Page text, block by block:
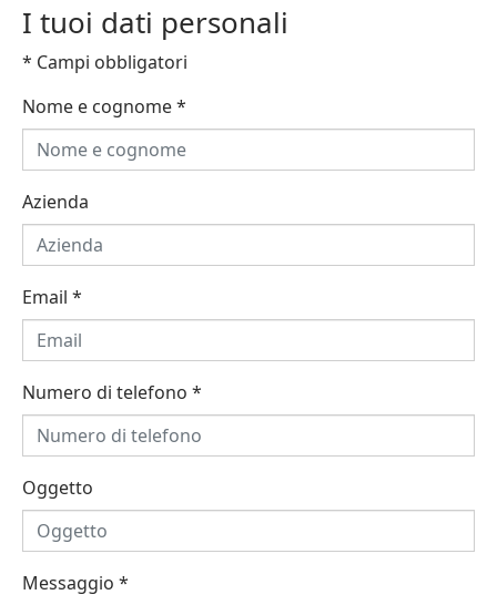
I tuoi dati personali
* Campi obbligatori
Nome e cognome*
Azienda
Email *
Numero di telefono *
Oggetto
Messaggio *